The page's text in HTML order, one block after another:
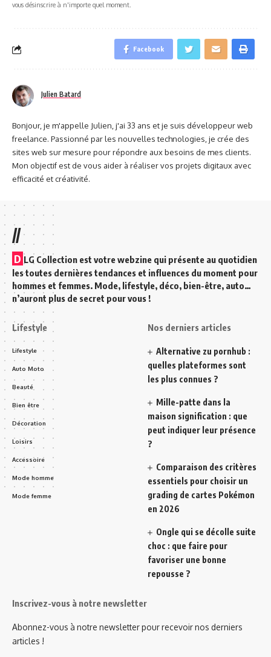
vous désinscrire à n'importe quel moment.
Facebook
Julien Batard
Bonjour, je m'appelle Julien, j'ai 33 ans et je suis développeur web
freelance. Passionné par les nouvelles technologies, je crée des
sites web sur mesure pour répondre aux besoins de mes clients.
Mon objectif est de vous aider à réaliser vos projets digitaux avec
efficacité et créativité.
//
D LG Collection est votre webzine qui présente au quotidien
les toutes dernières tendances et influences du moment pour
hommes et femmes. Mode, lifestyle, déco, bien-être, auto…
n’auront plus de secret pour vous !
Lifestyle
Lifestyle
Auto Moto
Beauté
Bien être
Décoration
Loisirs
Accessoire
Mode homme
Mode femme
Nos derniers articles
Alternative zu pornhub :
quelles plateformes sont
les plus connues ?
Mille-patte dans la
maison signification : que
peut indiquer leur présence
?
Comparaison des critères
essentiels pour choisir un
grading de cartes Pokémon
en 2026
Ongle qui se décolle suite
choc : que faire pour
favoriser une bonne
repousse ?
Inscrivez-vous à notre newsletter
Abonnez-vous à notre newsletter pour recevoir nos derniers
articles !